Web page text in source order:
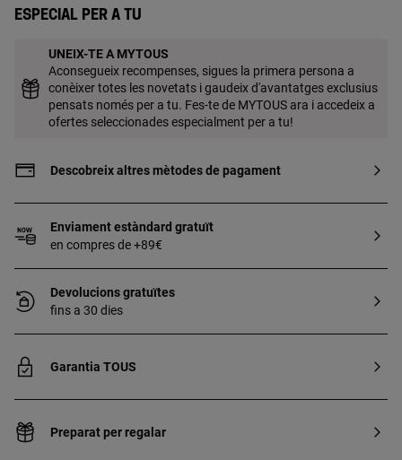
bandolera ajustable i extraïble i nansa
Especial per a tu
UNEIX-TE A MYTOUS
Aconsegueix recompenses, sigues la primera persona a
conèixer totes les novetats i gaudeix d'avantatges exclusius
pensats només per a tu. Fes-te de MYTOUS ara i accedeix a
ofertes seleccionades especialment per a tu!
Descobreix altres mètodes de pagament
Enviament estàndard gratuït
en compres de +89€
Devolucions gratuïtes
fins a 30 dies
Garantia TOUS
Preparat per regalar